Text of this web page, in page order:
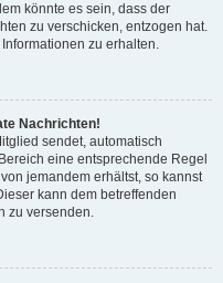
könnte es sein, dass der
zu verschicken, entzogen hat.
zu erhalten.
Nachrichten!
sendet, automatisch
eine entsprechende Regel
jemandem erhältst, so kannst
kann dem betreffenden
zu versenden.